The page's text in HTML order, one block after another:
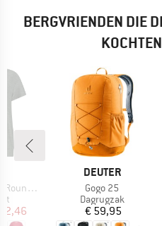
BERGVRIENDEN DIE
Neck
prijs
MERK
DEUTER
Artikel
Gogo 25
Productgroep
Dagrugzak
Prijs
€ 59,95